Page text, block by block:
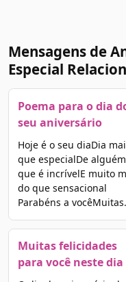
Mensagens de
Especial
Poema para o dia
seu aniversário
Hoje é o seu diaDia
que especialDe alguém
que é incrívelE muito
do que sensacional
Parabéns a
Muitas felicidades
para você neste dia